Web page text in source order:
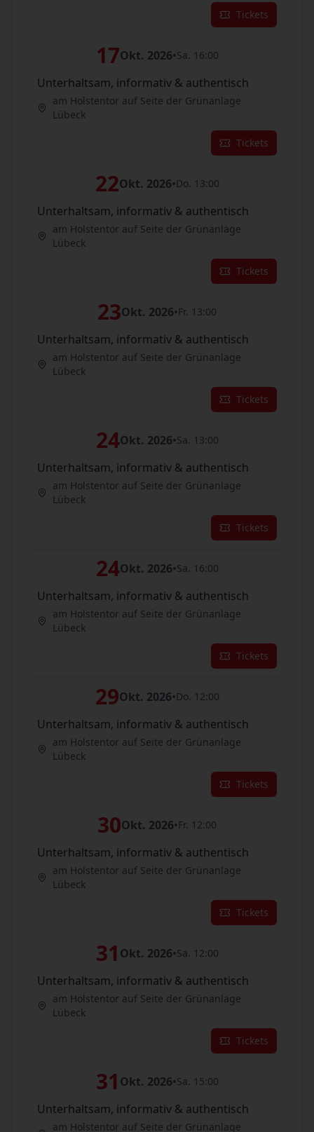
Tickets
17Okt. 2026•Sa. 16:00
Unterhaltsam, informativ & authentisch
am Holstentor auf Seite der Grünanlage
Lübeck
Tickets
22Okt. 2026•Do. 13:00
Unterhaltsam, informativ & authentisch
am Holstentor auf Seite der Grünanlage
Lübeck
Tickets
23Okt. 2026•Fr. 13:00
Unterhaltsam, informativ & authentisch
am Holstentor auf Seite der Grünanlage
Lübeck
Tickets
24Okt. 2026•Sa. 13:00
Unterhaltsam, informativ & authentisch
am Holstentor auf Seite der Grünanlage
Lübeck
Tickets
24Okt. 2026•Sa. 16:00
Unterhaltsam, informativ & authentisch
am Holstentor auf Seite der Grünanlage
Lübeck
Tickets
29Okt. 2026•Do. 12:00
Unterhaltsam, informativ & authentisch
am Holstentor auf Seite der Grünanlage
Lübeck
Tickets
30Okt. 2026•Fr. 12:00
Unterhaltsam, informativ & authentisch
am Holstentor auf Seite der Grünanlage
Lübeck
Tickets
31 Okt. 2026•Sa. 12:00
Unterhaltsam, informativ & authentisch
am Holstentor auf Seite der Grünanlage
Lübeck
Tickets
31 Okt. 2026•Sa. 15:00
Unterhaltsam, informativ & authentisch
am Holstentor auf Seite der Grünanlage